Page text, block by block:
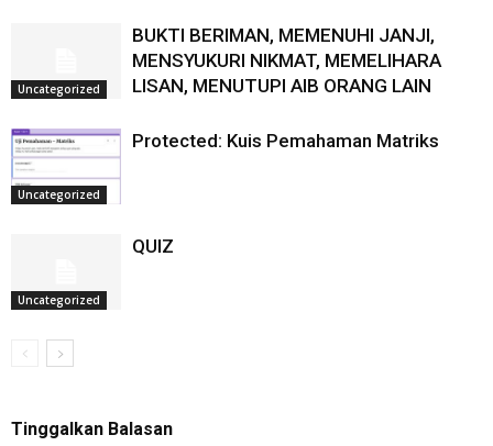
Uncategorized
BUKTI BERIMAN, MEMENUHI JANJI,
MENSYUKURI NIKMAT, MEMELIHARA
LISAN, MENUTUPI AIB ORANG LAIN
Uncategorized
Protected: Kuis Pemahaman Matriks
Uncategorized
QUIZ
Tinggalkan Balasan